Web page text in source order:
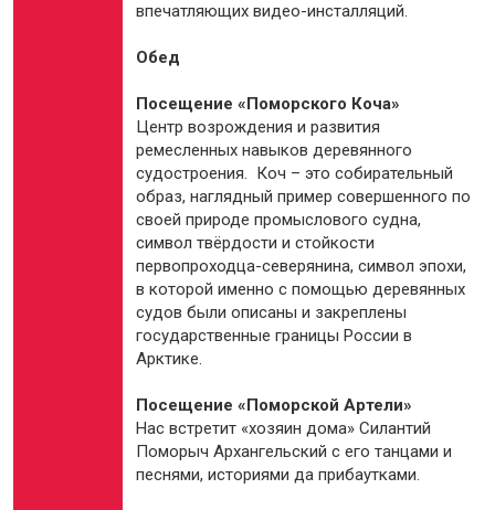
впечатляющих видео-инсталляций.
Обед
Посещение «Поморского Коча»
Центр возрождения и развития
ремесленных навыков деревянного
судостроения. Коч – это собирательный
образ, наглядный пример совершенного по
своей природе промыслового судна,
символ твёрдости и стойкости
первопроходца-северянина, символ эпохи,
в которой именно с помощью деревянных
судов были описаны и закреплены
государственные границы России в
Арктике.
Посещение «Поморской Артели»
Нас встретит «хозяин дома» Силантий
Поморыч Архангельский с его танцами и
песнями, историями да прибаутками.